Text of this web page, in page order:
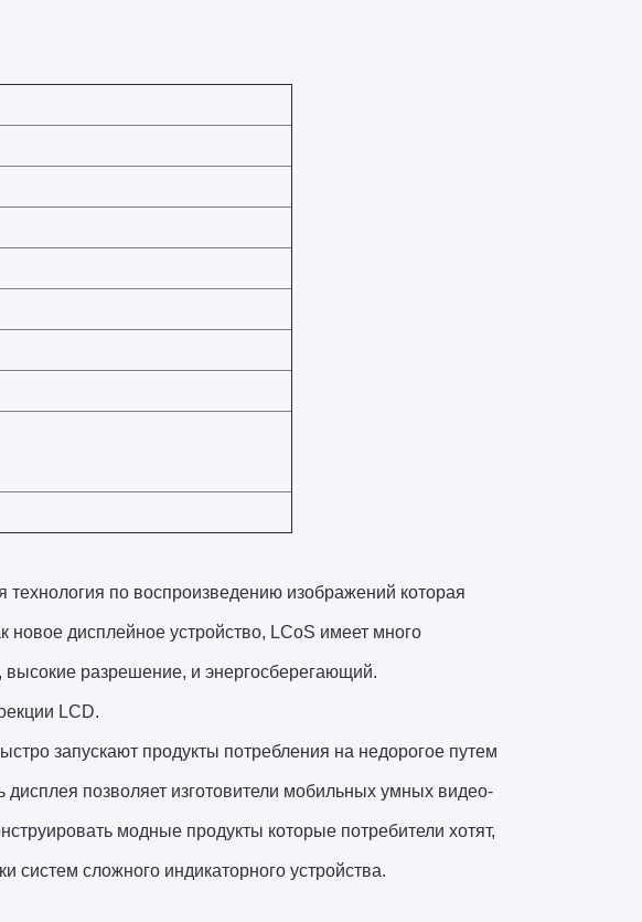
по воспроизведению изображений которая
дисплейное устройство, LCoS имеет много
разрешение, и энергосберегающий.
LCD.
запускают продукты потребления на недорогое путем
позволяет изготовители мобильных умных видео-
модные продукты которые потребители хотят,
систем сложного индикаторного устройства.